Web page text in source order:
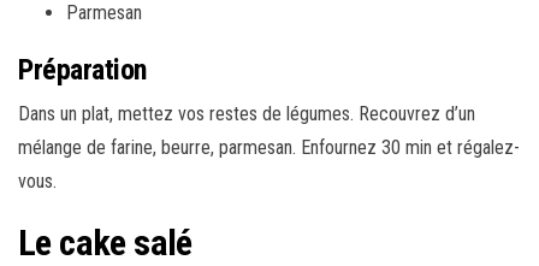
Parmesan
Préparation
Dans un plat, mettez vos restes de légumes. Recouvrez d’un
mélange de farine, beurre, parmesan. Enfournez 30 min et régalez-
vous.
Le cake salé